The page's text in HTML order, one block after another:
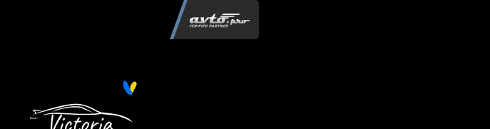
Інтернет-магазин автозапчастин "Вікторія"